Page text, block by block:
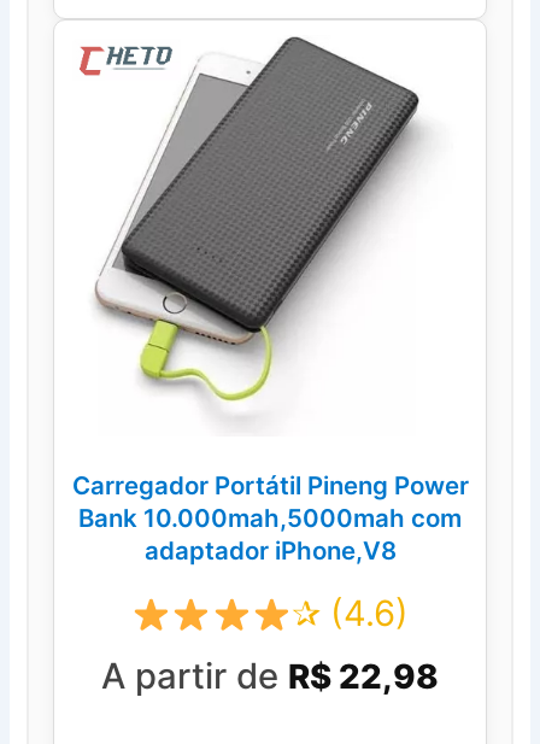
Carregador Portátil Pineng Power
Bank 10.000mah,5000mah com
adaptador iPhone,V8
✰ (4.6)
A partir de R$ 22,98